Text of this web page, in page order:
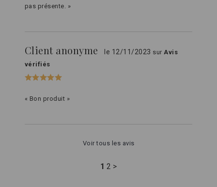
pas présente. »
Client anonyme le 12/11/2023 surAvis
vérifiés
« Bon produit »
Voir tous les avis
1 2 >